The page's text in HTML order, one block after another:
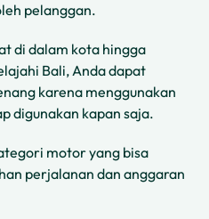
pelanggan.
di dalam kota hingga
Bali, Anda dapat
karena menggunakan
digunakan kapan saja.
motor yang bisa
perjalanan dan anggaran